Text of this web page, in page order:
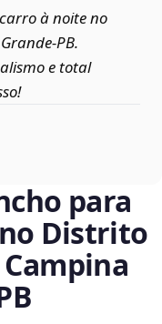
à noite no
e total
para
Distrito